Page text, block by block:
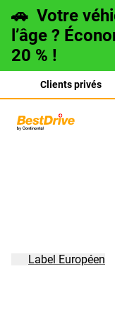
🚗 Votre
l’âge ?
20 % !
Clients privés
Label Européen